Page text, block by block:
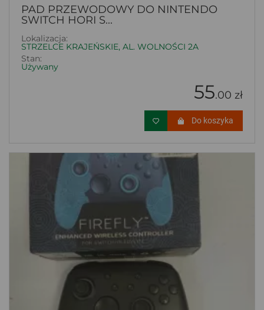
PAD PRZEWODOWY DO NINTENDO
SWITCH HORI S...
Lokalizacja:
STRZELCE KRAJEŃSKIE, AL. WOLNOŚCI 2A
Stan:
Używany
55.00 zł
Do koszyka